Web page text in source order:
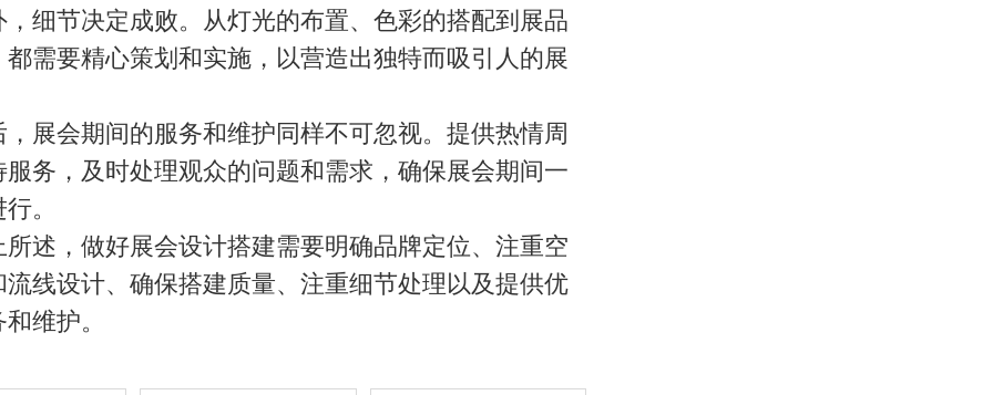
节决定成败。从灯光的布置、色彩的搭配到展品
需要精心策划和实施，以营造出独特而吸引人的展
会期间的服务和维护同样不可忽视。提供热情周
务，及时处理观众的问题和需求，确保展会期间一
。
，做好展会设计搭建需要明确品牌定位、注重空
线设计、确保搭建质量、注重细节处理以及提供优
维护。